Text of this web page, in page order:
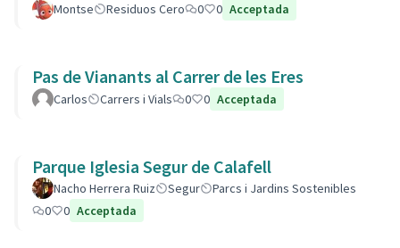
Montse Residuos Cero 0 0 Acceptada
Pas de Vianants al Carrer de les Eres
Carlos Carrers i Vials 0 0 Acceptada
Parque Iglesia Segur de Calafell
Nacho Herrera Ruiz Segur
Parcs i Jardins Sostenibles
0
0 Acceptada